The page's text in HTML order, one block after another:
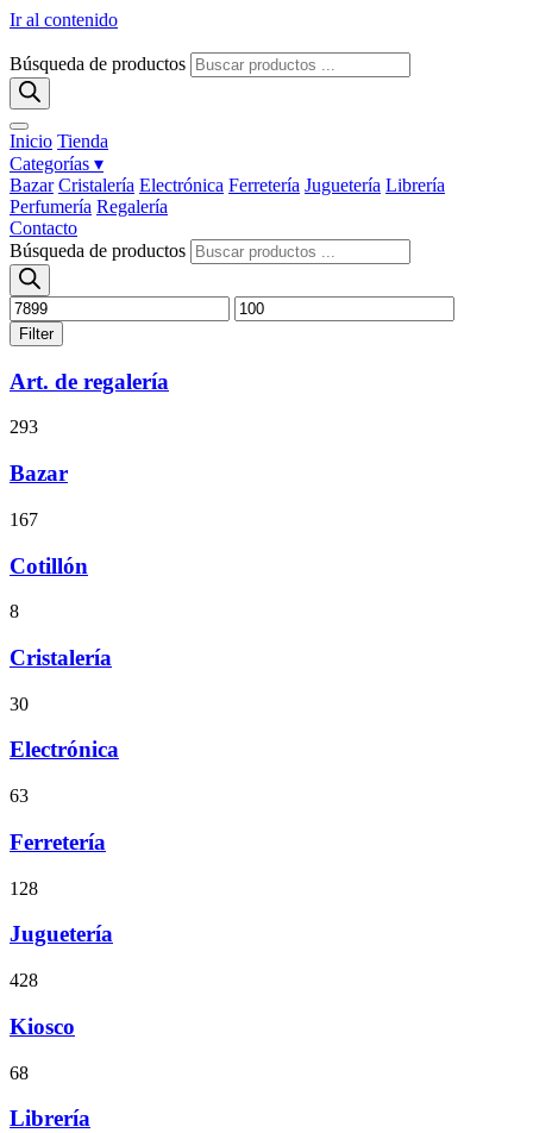
Ir al contenido
Búsqueda de productos
Inicio Tienda
Categorías ▾
Bazar Cristalería Electrónica Ferretería Juguetería Librería
Perfumería Regalería
Contacto
Búsqueda de productos
Filter
Art. de regalería
293
Bazar
167
Cotillón
8
Cristalería
30
Electrónica
63
Ferretería
128
Juguetería
428
Kiosco
68
Librería